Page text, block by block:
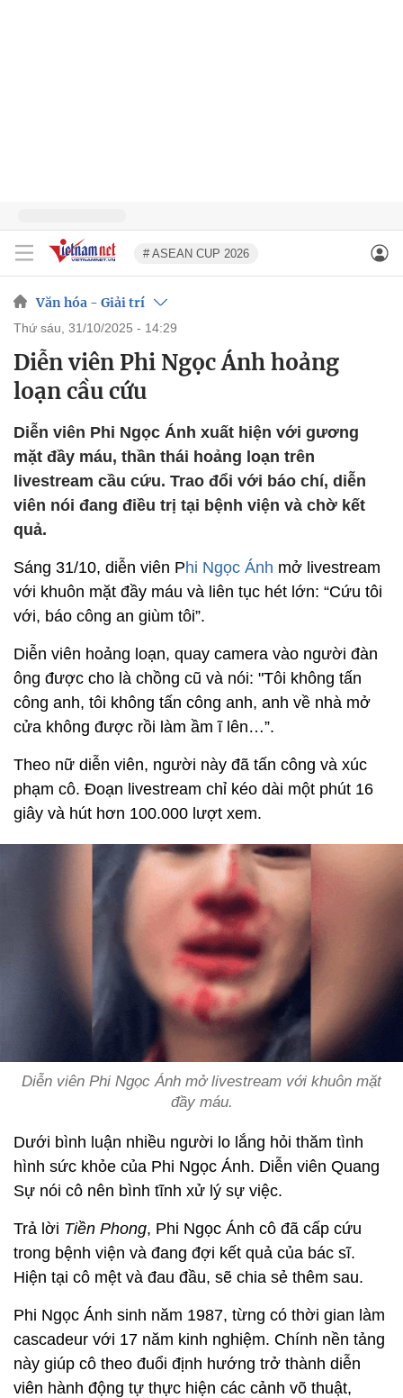
# ASEAN CUP 2026
Văn hóa - Giải trí
thứ sáu, 31/10/2025 - 14:29
Diễn viên Phi Ngọc Ánh hoảng
loạn cầu cứu
Diễn viên Phi Ngọc Ánh xuất hiện với gương
mặt đầy máu, thần thái hoảng loạn trên
livestream cầu cứu. Trao đổi với báo chí, diễn
viên nói đang điều trị tại bệnh viện và chờ kết
quả.
Sáng 31/10, diễn viên Phi Ngọc Ánh mở livestream
với khuôn mặt đầy máu và liên tục hét lớn: “Cứu tôi
với, báo công an giùm tôi”.
Diễn viên hoảng loạn, quay camera vào người đàn
ông được cho là chồng cũ và nói: "Tôi không tấn
công anh, tôi không tấn công anh, anh về nhà mở
cửa không được rồi làm ầm ĩ lên…”.
Theo nữ diễn viên, người này đã tấn công và xúc
phạm cô. Đoạn livestream chỉ kéo dài một phút 16
giây và hút hơn 100.000 lượt xem.
Diễn viên Phi Ngọc Ánh mở livestream với khuôn mặt
đầy máu.
Dưới bình luận nhiều người lo lắng hỏi thăm tình
hình sức khỏe của Phi Ngọc Ánh. Diễn viên Quang
Sự nói cô nên bình tĩnh xử lý sự việc.
Trả lời Tiền Phong, Phi Ngọc Ánh cô đã cấp cứu
trong bệnh viện và đang đợi kết quả của bác sĩ.
Hiện tại cô mệt và đau đầu, sẽ chia sẻ thêm sau.
Phi Ngọc Ánh sinh năm 1987, từng có thời gian làm
cascadeur với 17 năm kinh nghiệm. Chính nền tảng
này giúp cô theo đuổi định hướng trở thành diễn
viên hành động tự thực hiện các cảnh võ thuật,